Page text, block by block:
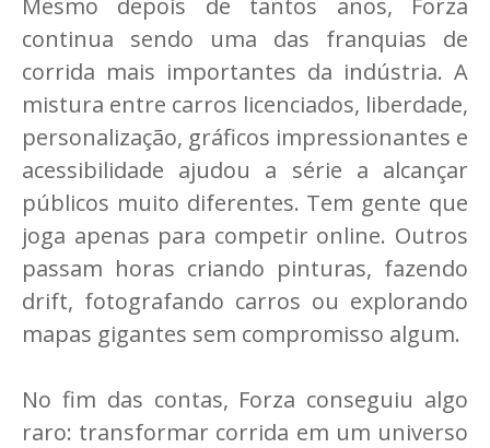
continua sendo uma das franquias de
corrida mais importantes da indústria. A
mistura entre carros licenciados, liberdade,
personalização, gráficos impressionantes e
acessibilidade ajudou a série a alcançar
públicos muito diferentes. Tem gente que
joga apenas para competir online. Outros
passam horas criando pinturas, fazendo
drift, fotografando carros ou explorando
mapas gigantes sem compromisso algum.
No fim das contas, Forza conseguiu algo
raro: transformar corrida em um universo